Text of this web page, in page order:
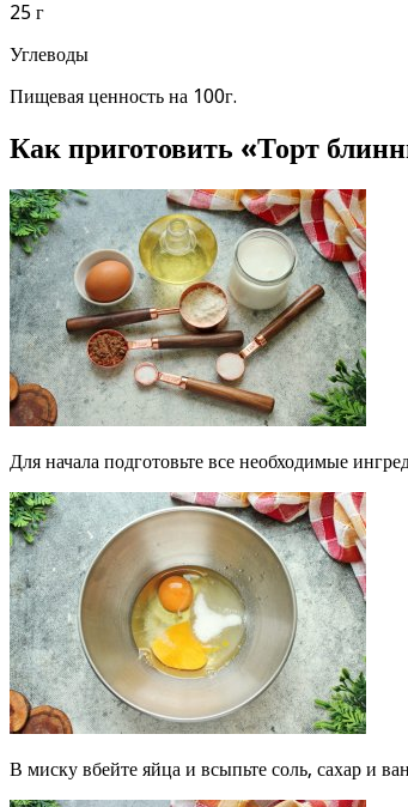
25 г
Углеводы
Пищевая ценность на 100г.
Как приготовить «Торт
Для начала подготовьте все необходимые
В миску вбейте яйца и всыпьте соль, сахар и